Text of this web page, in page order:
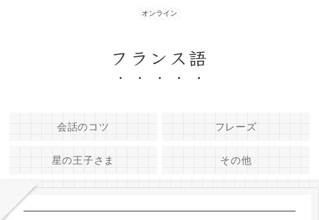
オンライン
フランス語
会話のコツ フレーズ
星の王子さま その他